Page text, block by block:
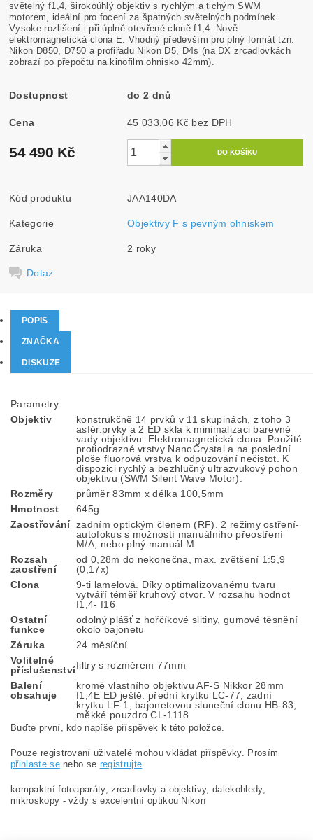
světelný f1,4, širokoúhlý objektiv s rychlým a tichým SWM
motorem, ideální pro focení za špatných světelných podmínek.
Vysoke rozlišení i při úplně otevřené cloně f1,4. Nově
elektromagnetická clona E. Vhodný především pro plný formát tzn.
Nikon D850, D750 a profiřadu Nikon D5, D4s (na DX zrcadlovkách
zobrazí po přepočtu na kinofilm ohnisko 42mm).
Dostupnost do 2 dnů
Cena 45 033,06 Kč bez DPH
54 490 Kč
Kód produktu JAA140DA
Kategorie Objektivy F s pevným ohniskem
Záruka 2 roky
Dotaz
POPIS
ZNAČKA
DISKUZE
Parametry:
Objektiv
konstrukčně 14 prvků v 11 skupinách, z toho 3
asfér.prvky a 2 ED skla k minimalizaci barevné
vady objektivu. Elektromagnetická clona. Použité
protiodrazné vrstvy NanoCrystal a na poslední
ploše fluorová vrstva k odpuzování nečistot. K
dispozici rychlý a bezhlučný ultrazvukový pohon
objektivu (SWM Silent Wave Motor).
Rozměry
průměr 83mm x délka 100,5mm
Hmotnost
645g
Zaostřování zadním optickým členem (RF). 2 režimy ostření-
autofokus s možností manuálního přeostření
M/A, nebo plný manuál M
Rozsah
zaostření
od 0,28m do nekonečna, max. zvětšení 1:5,9
(0,17x)
Clona
9-ti lamelová. Díky optimalizovanému tvaru
vytváří téměř kruhový otvor. V rozsahu hodnot
f1,4- f16
Ostatní
funkce
odolný plášť z hořčíkové slitiny, gumové těsnění
okolo bajonetu
Záruka
24 měsíční
Volitelné
příslušenstvífiltry s rozměrem 77mm
Balení
obsahuje
kromě vlastního objektivu AF-S Nikkor 28mm
f1,4E ED ještě: přední krytku LC-77, zadní
krytku LF-1, bajonetovou sluneční clonu HB-83,
měkké pouzdro CL-1118
Buďte první, kdo napíše příspěvek k této položce.
Pouze registrovaní uživatelé mohou vkládat příspěvky. Prosím
přihlaste senebo se registrujte
kompaktní fotoaparáty, zrcadlovky a objektivy, dalekohledy,
mikroskopy - vždy s excelentní optikou Nikon